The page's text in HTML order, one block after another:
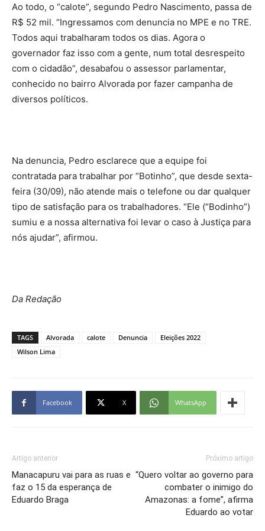
Ao todo, o “calote”, segundo Pedro Nascimento, passa de
R$ 52 mil. “Ingressamos com denuncia no MPE e no TRE.
Todos aqui trabalharam todos os dias. Agora o
governador faz isso com a gente, num total desrespeito
com o cidadão”, desabafou o assessor parlamentar,
conhecido no bairro Alvorada por fazer campanha de
diversos políticos.
Na denuncia, Pedro esclarece que a equipe foi
contratada para trabalhar por “Botinho”, que desde sexta-
feira (30/09), não atende mais o telefone ou dar qualquer
tipo de satisfação para os trabalhadores. “Ele (“Bodinho”)
sumiu e a nossa alternativa foi levar o caso à Justiça para
nós ajudar”, afirmou.
Da Redação
TAGS Alvorada calote Denuncia
Eleições 2022
Wilson Lima
Facebook X WhatsApp
Artigo anterior
Manacapuru vai para as ruas e
faz o 15 da esperança de
Eduardo Braga
Próximo artigo
“Quero voltar ao governo para
combater o inimigo do
Amazonas: a fome”, afirma
Eduardo ao votar